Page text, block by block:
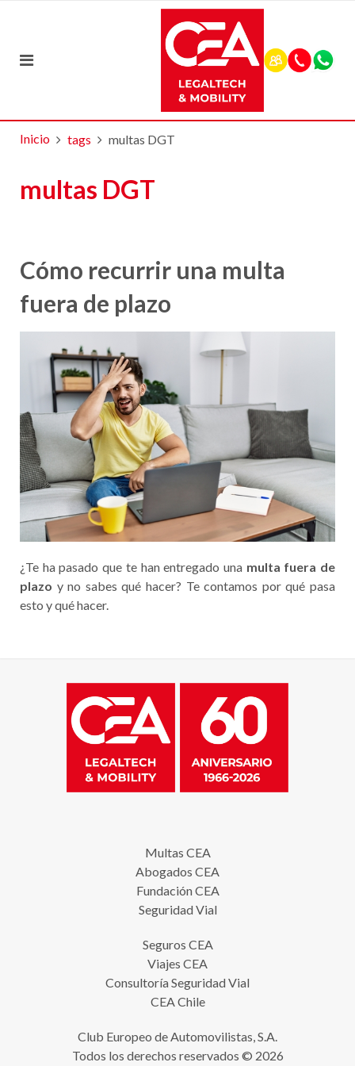
Inicio tags multas DGT
multas DGT
Cómo recurrir una multa
fuera de plazo
¿Te ha pasado que te han entregado una multa fuera de
plazo y no sabes qué hacer? Te contamos por qué pasa
esto y qué hacer.
Multas CEA
Abogados CEA
Fundación CEA
Seguridad Vial
Seguros CEA
Viajes CEA
Consultoría Seguridad Vial
CEA Chile
Club Europeo de Automovilistas, S.A.
Todos los derechos reservados © 2026